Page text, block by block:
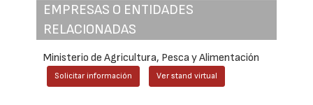
EMPRESAS O ENTIDADES
RELACIONADAS
Ministerio de Agricultura, Pesca y Alimentación
Solicitar información Ver stand virtual